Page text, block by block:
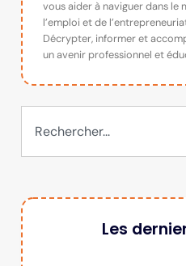
vous aider à naviguer dans le
l’emploi et de
Décrypter, informer et
un avenir professionnel et
Les